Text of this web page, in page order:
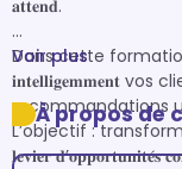
𝐚𝐭𝐭𝐞𝐧𝐝.
Dans cette formation
𝐢𝐧𝐭𝐞𝐥𝐥𝐢𝐠𝐞𝐦𝐦𝐞𝐧𝐭
recommandations
L’objectif :
𝐥𝐞𝐯𝐢𝐞𝐫 𝐝’𝐨𝐩𝐩𝐨𝐫𝐭𝐮𝐧𝐢𝐭𝐞́𝐬
Voir plus
À propos de